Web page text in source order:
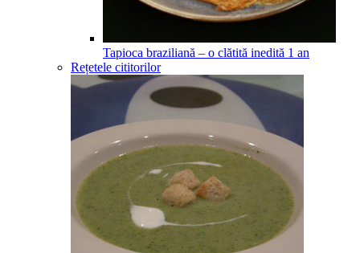
Tapioca braziliană – o clătită inedită 1 an
Rețetele cititorilor